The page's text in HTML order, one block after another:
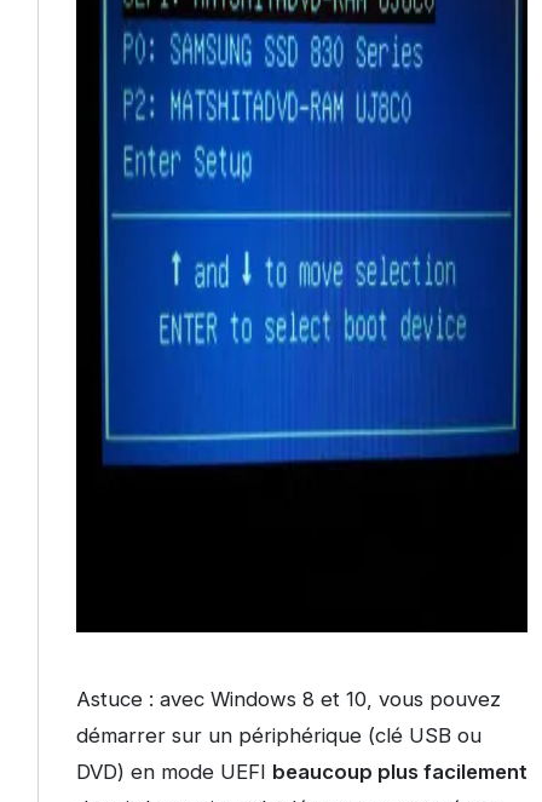
Astuce : avec Windows 8 et 10, vous pouvez
démarrer sur un périphérique (clé USB ou
DVD) en mode UEFI beaucoup plus facilement